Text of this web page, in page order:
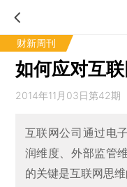
财新周刊
如何应对互
2014年11月03日第42期
互联网公司通过电
润维度、外部监管
的关键是互联网思